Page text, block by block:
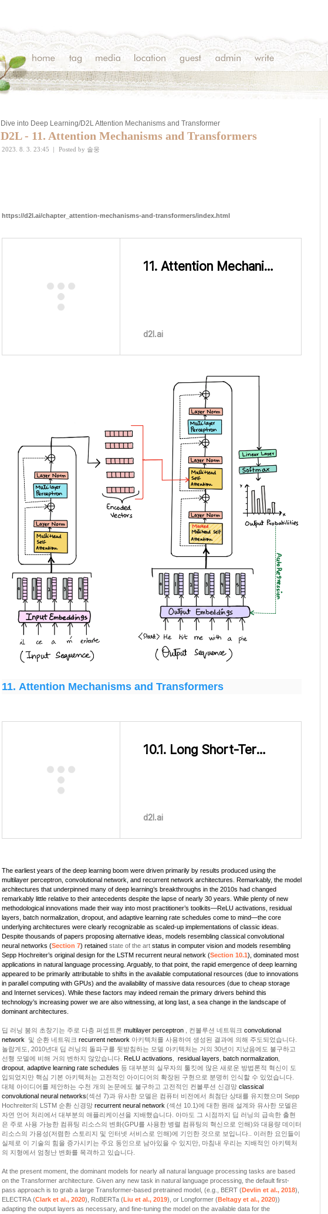
Dive into Deep Learning/D2L Attention Mechanisms and Transformer
D2L - 11. Attention Mechanisms and Transformers
2023. 8. 3. 23:45 | Posted by 솔웅
https://d2l.ai/chapter_attention-mechanisms-and-transformers/index.html
11. Attention Mechanisms and Transformers — Dive into Deep Learning 1.0.0-beta0 documentation
d2l.ai
11. Attention Mechanisms and Transformers
10.1. Long Short-Term Memory (LSTM) — Dive into Deep Learning 1.0.0-beta0 documentation
d2l.ai
The earliest years of the deep learning boom were driven primarily by results produced using the
multilayer perceptron, convolutional network, and recurrent network architectures. Remarkably, the model
architectures that underpinned many of deep learning’s breakthroughs in the 2010s had changed
remarkably little relative to their antecedents despite the lapse of nearly 30 years. While plenty of new
methodological innovations made their way into most practitioner’s toolkits—ReLU activations, residual
layers, batch normalization, dropout, and adaptive learning rate schedules come to mind—the core
underlying architectures were clearly recognizable as scaled-up implementations of classic ideas.
Despite thousands of papers proposing alternative ideas, models resembling classical convolutional
neural networks (Section 7) retained state of the art status in computer vision and models resembling
Sepp Hochreiter’s original design for the LSTM recurrent neural network (Section 10.1), dominated most
applications in natural language processing. Arguably, to that point, the rapid emergence of deep learning
appeared to be primarily attributable to shifts in the available computational resources (due to innovations
in parallel computing with GPUs) and the availability of massive data resources (due to cheap storage
and Internet services). While these factors may indeed remain the primary drivers behind this
technology’s increasing power we are also witnessing, at long last, a sea change in the landscape of
dominant architectures.
딥 러닝 붐의 초창기는 주로 다층 퍼셉트론 multilayer perceptron , 컨볼루션 네트워크 convolutional
network
및 순환 네트워크 recurrent network 아키텍처를 사용하여 생성된 결과에 의해 주도되었습니다.
놀랍게도, 2010년대 딥 러닝의 돌파구를 뒷받침하는 모델 아키텍처는 거의 30년이 지났음에도 불구하고
선행 모델에 비해 거의 변하지 않았습니다. ReLU activations residual layers batch normalization
dropout adaptive learning rate schedules 등 대부분의 실무자의 툴킷에 많은 새로운 방법론적 혁신이 도
입되었지만 핵심 기본 아키텍처는 고전적인 아이디어의 확장된 구현으로 분명히 인식할 수 있었습니다.
대체 아이디어를 제안하는 수천 개의 논문에도 불구하고 고전적인 컨볼루션 신경망 classical
convolutional neural networks(섹션 7)과 유사한 모델은 컴퓨터 비전에서 최첨단 상태를 유지했으며 Sepp
Hochreiter의 LSTM 순환 신경망 recurrent neural network (섹션 10.1)에 대한 원래 설계와 유사한 모델은
자연 언어 처리에서 대부분의 애플리케이션을 지배했습니다. 아마도 그 시점까지 딥 러닝의 급속한 출현
은 주로 사용 가능한 컴퓨팅 리소스의 변화(GPU를 사용한 병렬 컴퓨팅의 혁신으로 인해)와 대용량 데이터
리소스의 가용성(저렴한 스토리지 및 인터넷 서비스로 인해)에 기인한 것으로 보입니다.. 이러한 요인들이
실제로 이 기술의 힘을 증가시키는 주요 동인으로 남아있을 수 있지만, 마침내 우리는 지배적인 아키텍처
의 지형에서 엄청난 변화를 목격하고 있습니다.
At the present moment, the dominant models for nearly all natural language processing tasks are based
on the Transformer architecture. Given any new task in natural language processing, the default first-
pass approach is to grab a large Transformer-based pretrained model, (e.g., BERT (Devlin et al., 2018)
ELECTRA (Clark et al., 2020) , RoBERTa (Liu et al., 2019) , or Longformer (Beltagy et al., 2020))
adapting the output layers as necessary, and fine-tuning the model on the available data for the